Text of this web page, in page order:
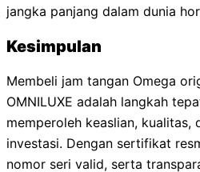
jangka panjang dalam dunia
Kesimpulan
Membeli jam tangan Omega
OMNILUXE adalah langkah
memperoleh keaslian, kualitas,
investasi. Dengan sertifikat
nomor seri valid, serta